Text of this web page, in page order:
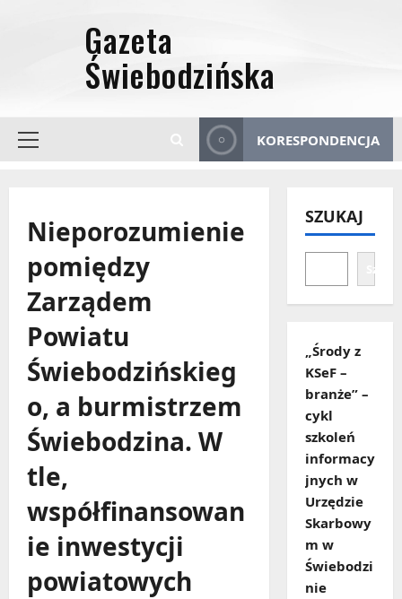
Menu
KORESPONDENCJA
Nieporozumienie
pomiędzy
Zarządem
Powiatu
Świebodzińskieg
o, a burmistrzem
Świebodzina. W
tle,
współfinansowan
ie inwestycji
powiatowych
SZUKAJ
„Środy z
KSeF –
branże” –
cykl
szkoleń
informacy
jnych w
Urzędzie
Skarbowy
m w
Świebodzi
nie